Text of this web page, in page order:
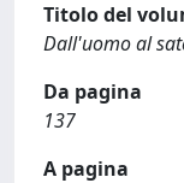
Titolo del
Dall'uomo al
Da pagina
137
A pagina